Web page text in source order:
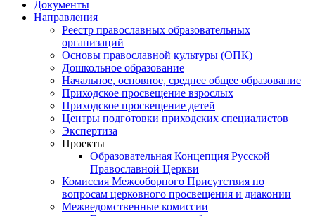
Документы
Направления
Реестр православных образовательных
организаций
Основы православной культуры (ОПК)
Дошкольное образование
Начальное, основное, среднее общее образование
Приходское просвещение взрослых
Приходское просвещение детей
Центры подготовки приходских специалистов
Экспертиза
Проекты
Образовательная Концепция Русской
Православной Церкви
Комиссия Межсоборного Присутствия по
вопросам церковного просвещения и диаконии
Межведомственные комиссии